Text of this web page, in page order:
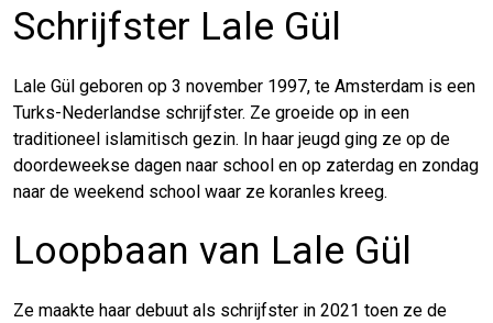
Schrijfster Lale Gül
Lale Gül geboren op 3 november 1997, te Amsterdam is een
Turks-Nederlandse schrijfster. Ze groeide op in een
traditioneel islamitisch gezin. In haar jeugd ging ze op de
doordeweekse dagen naar school en op zaterdag en zondag
naar de weekend school waar ze koranles kreeg.
Loopbaan van Lale Gül
Ze maakte haar debuut als schrijfster in 2021 toen ze de